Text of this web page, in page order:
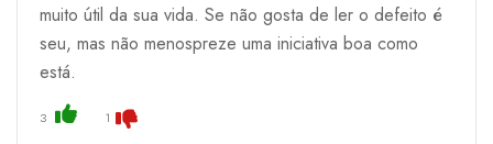
muito útil da sua vida. Se não gosta de ler o defeito é
seu, mas não menospreze uma iniciativa boa como
está.
3 1